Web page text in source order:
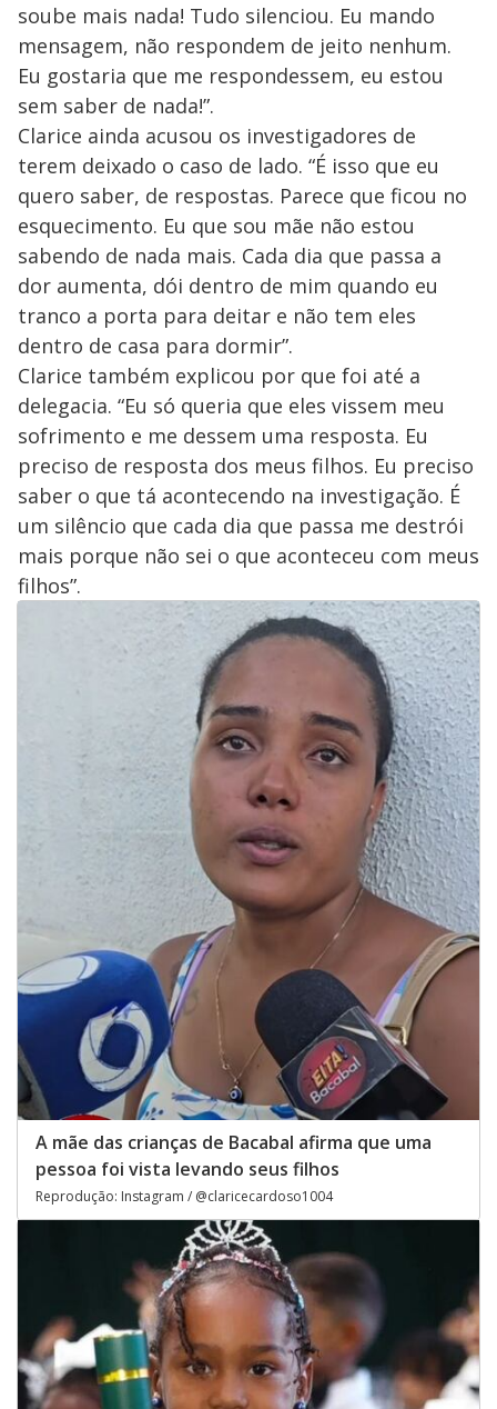
soube mais nada! Tudo silenciou. Eu mando
mensagem, não respondem de jeito nenhum.
Eu gostaria que me respondessem, eu estou
sem saber de nada!”.
Clarice ainda acusou os investigadores de
terem deixado o caso de lado. “É isso que eu
quero saber, de respostas. Parece que ficou no
esquecimento. Eu que sou mãe não estou
sabendo de nada mais. Cada dia que passa a
dor aumenta, dói dentro de mim quando eu
tranco a porta para deitar e não tem eles
dentro de casa para dormir”.
Clarice também explicou por que foi até a
delegacia. “Eu só queria que eles vissem meu
sofrimento e me dessem uma resposta. Eu
preciso de resposta dos meus filhos. Eu preciso
saber o que tá acontecendo na investigação. É
um silêncio que cada dia que passa me destrói
mais porque não sei o que aconteceu com meus
filhos”.
A mãe das crianças de Bacabal afirma que uma
pessoa foi vista levando seus filhos
Reprodução: Instagram / @claricecardoso1004